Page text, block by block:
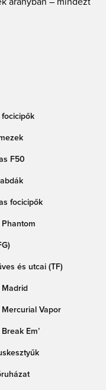
focicipők
F50
focicipők
Phantom
és utcai (TF)
Madrid
Mercurial Vapor
Break Em’